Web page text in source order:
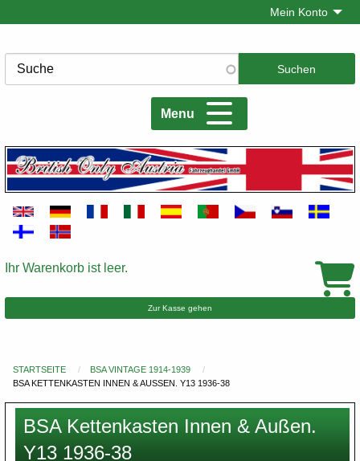
zum
Mein Konto
Suche
Menu
Warenkorb
Ihr Warenkorb ist leer.
Zur Kasse gehen
Du
hier
STARTSEITE
BSA VINTAGE 1914-1939
BSA KETTENKASTEN INNEN & AUSSEN. Y13 1936-38
BSA Kettenkasten Innen & Außen.
Y13 1936-38